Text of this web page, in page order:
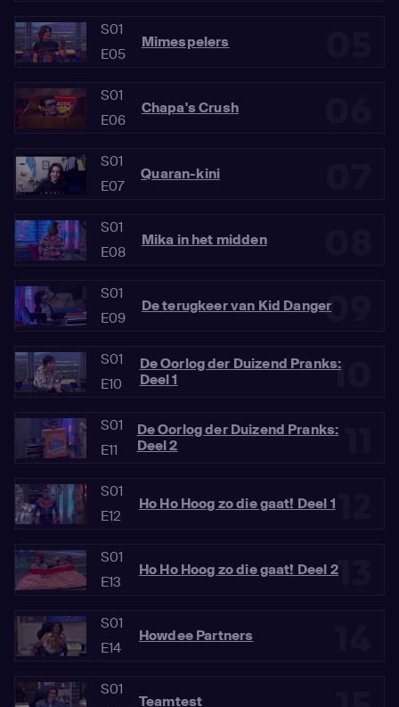
S01
E05
Mimespelers
S01
E06
Chapa's Crush
S01
E07
Quaran-kini
S01
E08
Mika in het midden
09
S01
E09
De terugkeer van Kid Danger
10
S01
E10
De Oorlog der Duizend Pranks:
Deel 1
S01
E11
De Oorlog der Duizend Pranks:
Deel 2
S01
E12
Ho Ho Hoog zo die gaat! Deel 1
13
S01
E13
Ho Ho Hoog zo die gaat! Deel 2
S01
E14
Howdee Partners
S01
Teamtest